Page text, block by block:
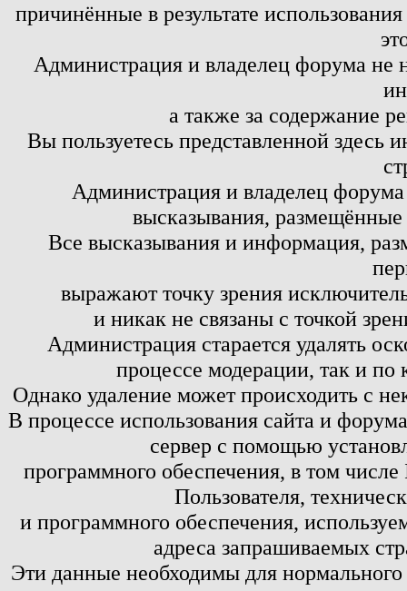
причинённые в результате
Администрация и владелец форума не
а также за содержание
Вы пользуетесь представленной здесь
Администрация и владелец
высказывания,
Все высказывания и информация,
выражают точку зрения
и никак не связаны с точкой
Администрация старается удалять
процессе модерации, так и по
Однако удаление может происходить с
В процессе использования сайта и
сервер с помощью
программного обеспечения, в том
Пользователя,
и программного обеспечения,
адреса запрашиваемых
Эти данные необходимы для